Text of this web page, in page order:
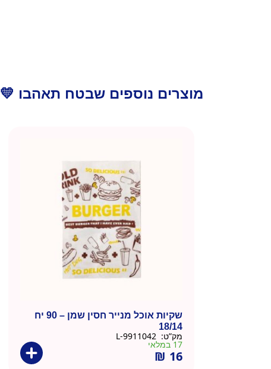
מוצרים נוספים שבטח תאהבו 💛
שקיות אוכל מנייר חסין שמן – 90 יח
18/14
מק”ט:
17 במלאי
₪ 16